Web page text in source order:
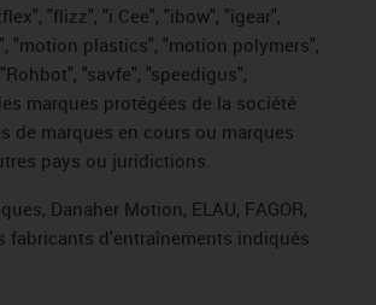
"flizz", "i.Cee", "ibow", "igear",
"motion plastics", "motion polymers",
"savfe", "speedigus",
marques protégées de la société
de marques en cours ou marques
pays ou juridictions.
Danaher Motion, ELAU, FAGOR,
fabricants d'entraînements indiqués